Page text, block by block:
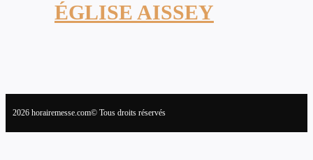
ÉGLISE AISSEY
2026 horairemesse.com© Tous droits réservés